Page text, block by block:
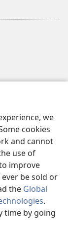
we
cookies
and cannot
use of
improve
be sold or
the Global
.
time by going